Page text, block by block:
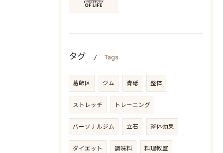
タグ Tags
葛飾区 ジム 青砥 整体
ストレッチ トレーニング
パーソナルジム 立石 整体効果
ダイエット 調味料 料理教室